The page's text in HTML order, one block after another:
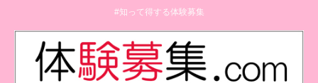
#知って得する体験募集